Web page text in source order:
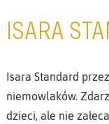
ISARA
Isara Standard
niemowlaków.
dzieci, ale nie